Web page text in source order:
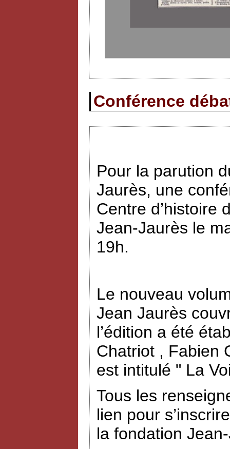
Conférence
Pour la parution
Jaurès, une
Centre d’histoire
Jean-Jaurès le
19h.
Le nouveau
Jean Jaurès
l’édition a été
Chatriot , Fabien
est intitulé " La
Tous les
lien pour
la fondation